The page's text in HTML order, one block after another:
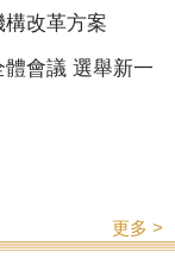
改革方案
會議 選舉新一
更多 >